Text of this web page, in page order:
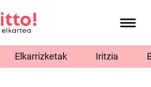
Elkarrizketak Iritzia